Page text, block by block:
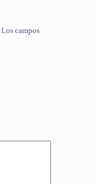
Los campos